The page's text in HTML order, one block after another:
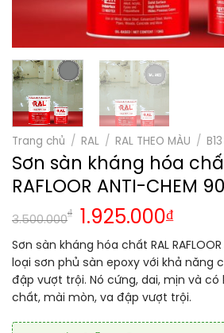
Trang chủ / RAL / RAL THEO MÀU / B13
Sơn sàn kháng hóa
RAFLOOR ANTI-CHEM
3.500.000
₫ 1.925.000₫
Sơn sàn kháng hóa chất RAL
loại sơn phủ sàn epoxy với khả năng
đập vượt trội. Nó cứng, dai, mịn và có
chất, mài mòn, va đập vượt trội.